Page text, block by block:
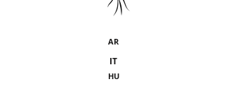
AR
IT
HU